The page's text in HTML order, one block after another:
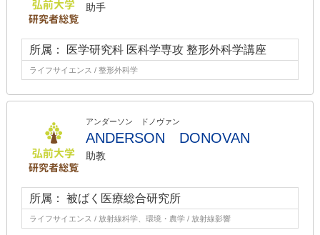
助手
所属： 医学研究科 医科学専攻 整形外科学講座
ライフサイエンス / 整形外科学
アンダーソン ドノヴァン
ANDERSON DONOVAN
助教
所属： 被ばく医療総合研究所
ライフサイエンス / 放射線科学、環境・農学 / 放射線影響